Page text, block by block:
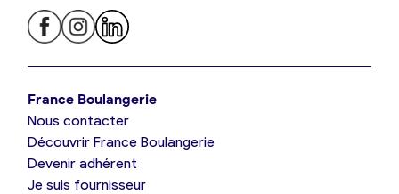
Je trouve ma boulangerie
Je suis boulanger
Je découvre France Boulangerie
France Boulangerie
Nous contacter
Découvrir France Boulangerie
Devenir adhérent
Je suis fournisseur